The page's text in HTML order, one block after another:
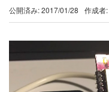
公開済み: 2017/01/28 作成者: